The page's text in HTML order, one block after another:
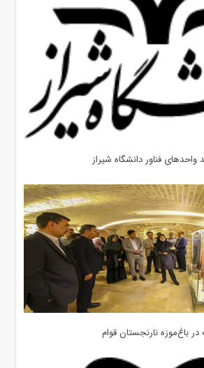
واحد‌های فناور دانشگاه شیراز
در باغ‌موزه نارنجستان قوام